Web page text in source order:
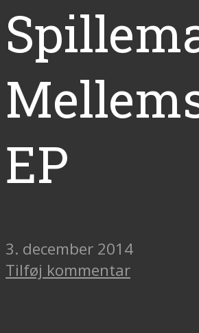
EP
3. december 2014
Tilføj kommentar